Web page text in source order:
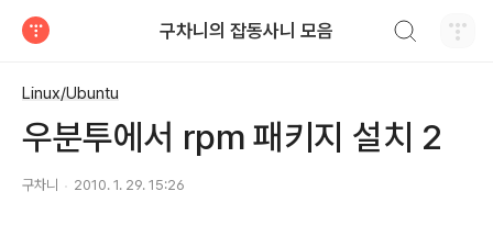
구차니의 잡동사니 모음
Linux/Ubuntu
우분투에서 rpm 패키지 설치 2
구차니 2010. 1. 29. 15:26